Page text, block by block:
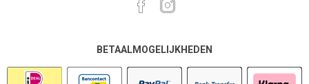
BETAALMOGELIJKHEDEN